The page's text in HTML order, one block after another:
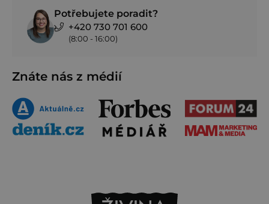
Potřebujete poradit?
+420 730 701 600
(8:00 - 16:00)
Znáte nás z médií